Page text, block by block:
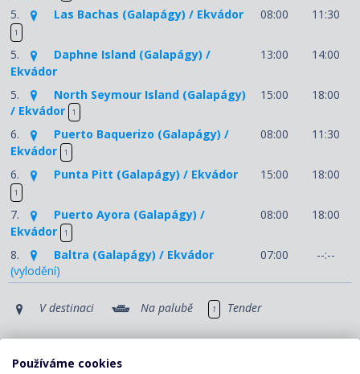
5. Las Bachas (Galapágy) / Ekvádor
1
08:00 11:30
5.
Daphne Island (Galapágy) /
Ekvádor
13:00 14:00
5.
North Seymour Island (Galapágy)
/ Ekvádor
1
15:00 18:00
6.
Puerto Baquerizo (Galapágy) /
Ekvádor
1
08:00 11:30
6. Punta Pitt (Galapágy) / Ekvádor
1
15:00 18:00
7.
Puerto Ayora (Galapágy) /
Ekvádor
1
08:00 18:00
8.
Baltra (Galapágy) / Ekvádor
(vylodění)
07:00 --:--
V destinaci Na palubě 1 Tender
Používáme cookies